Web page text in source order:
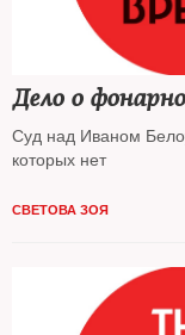
Дело о
Суд над Иваном
которых нет
СВЕТОВА ЗОЯ